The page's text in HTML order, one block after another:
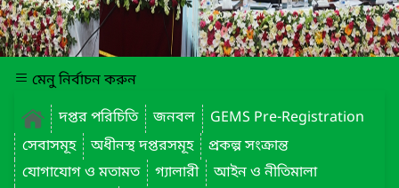
মেনু নির্বাচন করুন
দপ্তর পরিচিতি
জনবল
GEMS Pre-Registration
সেবাসমূহ
অধীনস্থ দপ্তরসমূহ
প্রকল্প সংক্রান্ত
যোগাযোগ ও মতামত
গ্যালারী
আইন ও নীতিমালা